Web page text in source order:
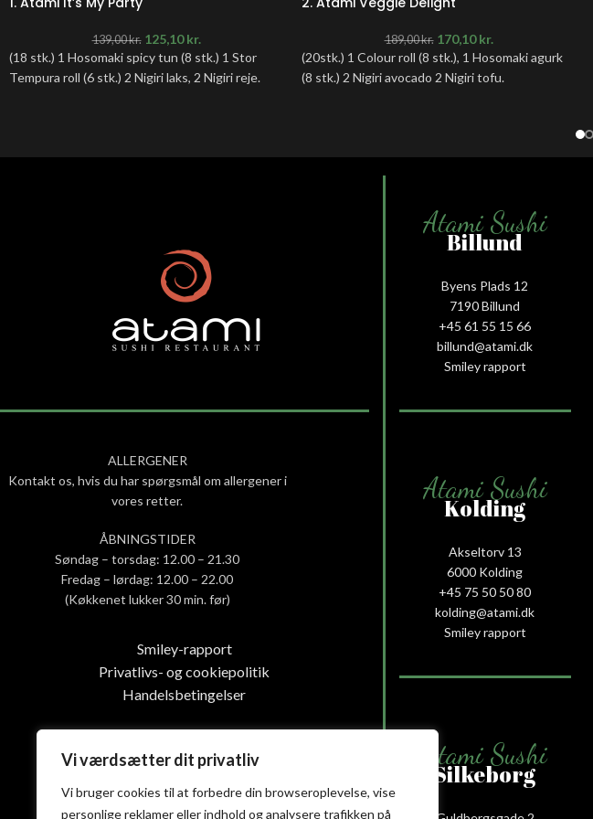
Vi værdsætter dit privatliv
Vi bruger cookies til at forbedre din browseroplevelse, vise
personlige reklamer eller indhold og analysere trafikken på
139,00kr. 125,10kr.
(18 stk.) 1 Hosomaki spicy tun (8 stk.) 1 Stor
Tempura roll (6 stk.) 2 Nigiri laks, 2 Nigiri reje.
189,00kr. 170,10kr.
(20stk.) 1 Colour roll (8 stk.), 1 Hosomaki agurk
(8 stk.) 2 Nigiri avocado 2 Nigiri tofu.
ALLERGENER
Kontakt os, hvis du har spørgsmål om allergener i
vores retter.
ÅBNINGSTIDER
Søndag – torsdag: 12.00 – 21.30
Fredag – lørdag: 12.00 – 22.00
(Køkkenet lukker 30 min. før)
Smiley-rapport
Privatlivs- og cookiepolitik
Handelsbetingelser
Atami Sushi
Billund
Byens Plads 12
7190 Billund
+45 61 55 15 66‬
billund@atami.dk
Smiley rapport
Atami Sushi
Kolding
Akseltorv 13
6000 Kolding
+45 75 50 50 80
kolding@atami.dk
Smiley rapport
Atami Sushi
Silkeborg